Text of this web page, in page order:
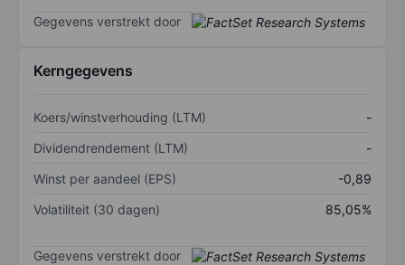
Gegevens verstrekt door
Kerngegevens
Koers/winstverhouding (LTM)
-
Dividendrendement (LTM)
-
Winst per aandeel (EPS)
-0,89
Volatiliteit (30 dagen)
85,05%
Gegevens verstrekt door